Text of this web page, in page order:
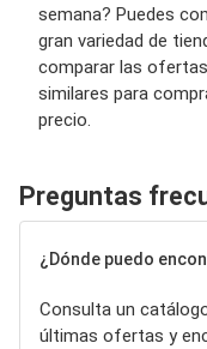
semana? Puedes
gran variedad de
comparar las
similares para
precio.
Preguntas
¿Dónde puedo
Consulta un
últimas ofertas y